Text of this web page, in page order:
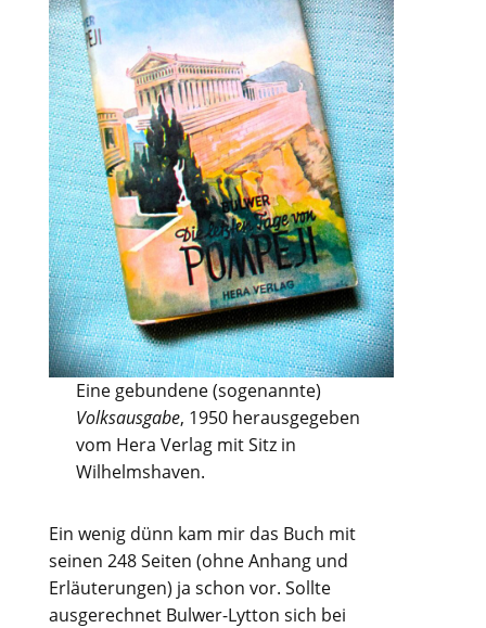
Eine gebundene (sogenannte)
Volksausgabe, 1950 herausgegeben
vom Hera Verlag mit Sitz in
Wilhelmshaven.
Ein wenig dünn kam mir das Buch mit
seinen 248 Seiten (ohne Anhang und
Erläuterungen) ja schon vor. Sollte
ausgerechnet Bulwer-Lytton sich bei